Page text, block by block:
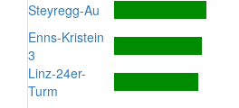
Steyregg-Au
Enns-Kristein
3
Linz-24er-
Turm